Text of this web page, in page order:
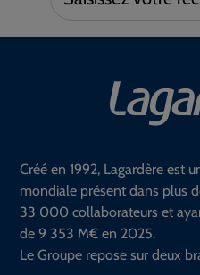
votre
Créé en 1992, Lagardère est
mondiale présent dans plus
33 000 collaborateurs et
de 9 353 M€ en 2025.
Le Groupe repose sur deux